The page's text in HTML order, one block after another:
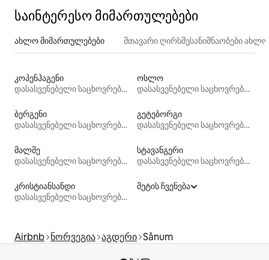
საინტერესო მიმართულებები
ახლო მიმართულებები მთავარი ღირსშესანიშნაობები
კოპენჰაგენი
დასასვენებელი საცხოვრებლები
ოსლო
დასასვენებელი საცხოვრებლები
ბერგენი
დასასვენებელი საცხოვრებლები
გეტებორგი
დასასვენებელი საცხოვრებლები
მალმე
დასასვენებელი საცხოვრებლები
სტავანგერი
დასასვენებელი საცხოვრებლები
კრისტიანსანდი
დასასვენებელი საცხოვრებლები
მეტის ჩვენება
Airbnb ნორვეგია აგდერი Sånum